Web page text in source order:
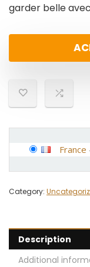
garder belle
France
Category:
Description
Additional